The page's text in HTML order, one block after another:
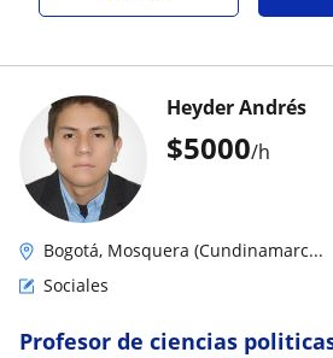
$5000/h
Heyder Andrés
Bogotá, Mosquera (Cundinamarc...
Sociales
Profesor de ciencias